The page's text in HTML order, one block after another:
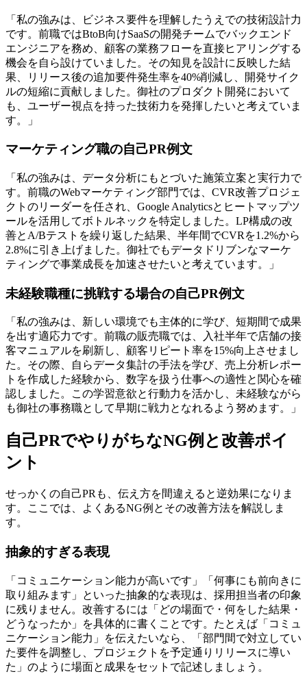
「私の強みは、ビジネス要件を理解したうえでの技術設計力
です。前職ではBtoB向けSaaSの開発チームでバックエンド
エンジニアを務め、顧客の業務フローを直接ヒアリングする
機会を自ら設けていました。その知見を設計に反映した結
果、リリース後の追加要件発生率を40%削減し、開発サイク
ルの短縮に貢献しました。御社のプロダクト開発において
も、ユーザー視点を持った技術力を発揮したいと考えていま
す。」
マーケティング職の自己PR例文
「私の強みは、データ分析にもとづいた施策立案と実行力で
す。前職のWebマーケティング部門では、CVR改善プロジェ
クトのリーダーを任され、Google Analyticsとヒートマップツ
ールを活用してボトルネックを特定しました。LP構成の改
善とA/Bテストを繰り返した結果、半年間でCVRを1.2%から
2.8%に引き上げました。御社でもデータドリブンなマーケ
ティングで事業成長を加速させたいと考えています。」
未経験職種に挑戦する場合の自己PR例文
「私の強みは、新しい環境でも主体的に学び、短期間で成果
を出す適応力です。前職の販売職では、入社半年で店舗の接
客マニュアルを刷新し、顧客リピート率を15%向上させまし
た。その際、自らデータ集計の手法を学び、売上分析レポー
トを作成した経験から、数字を扱う仕事への適性と関心を確
認しました。この学習意欲と行動力を活かし、未経験ながら
も御社の事務職として早期に戦力となれるよう努めます。」
自己PRでやりがちなNG例と改善ポイ
ント
せっかくの自己PRも、伝え方を間違えると逆効果になりま
す。ここでは、よくあるNG例とその改善方法を解説しま
す。
抽象的すぎる表現
「コミュニケーション能力が高いです」「何事にも前向きに
取り組みます」といった抽象的な表現は、採用担当者の印象
に残りません。改善するには「どの場面で・何をした結果・
どうなったか」を具体的に書くことです。たとえば「コミュ
ニケーション能力」を伝えたいなら、「部門間で対立してい
た要件を調整し、プロジェクトを予定通りリリースに導い
た」のように場面と成果をセットで記述しましょう。